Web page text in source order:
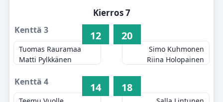
Kierros 7
Kenttä 3
Tuomas Rauramaa
Matti Pylkkänen
12 20
Simo Kuhmonen
Riina Holopainen
Kenttä 4 14 18